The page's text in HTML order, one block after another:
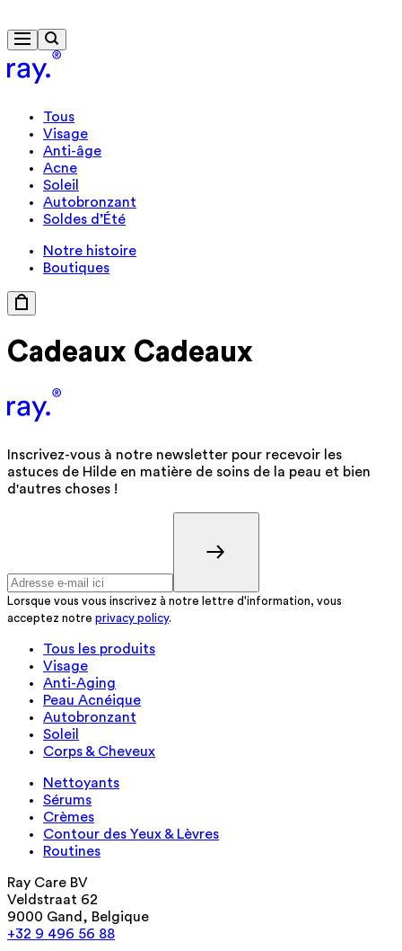
Tous
Visage
Anti-âge
Acne
Soleil
Autobronzant
Soldes d’Été
Notre histoire
Boutiques
Cadeaux Cadeaux
Inscrivez-vous à notre newsletter pour recevoir les
astuces de Hilde en matière de soins de la peau et bien
d'autres choses !
Lorsque vous vous inscrivez à notre lettre d'information, vous
acceptez notre privacy policy.
Tous les produits
Visage
Anti-Aging
Peau Acnéique
Autobronzant
Soleil
Corps & Cheveux
Nettoyants
Sérums
Crèmes
Contour des Yeux & Lèvres
Routines
Ray Care BV
Veldstraat 62
9000 Gand, Belgique
+32 9 496 56 88